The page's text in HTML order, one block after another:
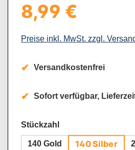
Regulärer Preis:
8,99 €
Preise inkl. MwSt. zzgl.
Versandkostenfrei
Sofort verfügbar,
Stückzahl auswählen
140 Gold 140 Silber